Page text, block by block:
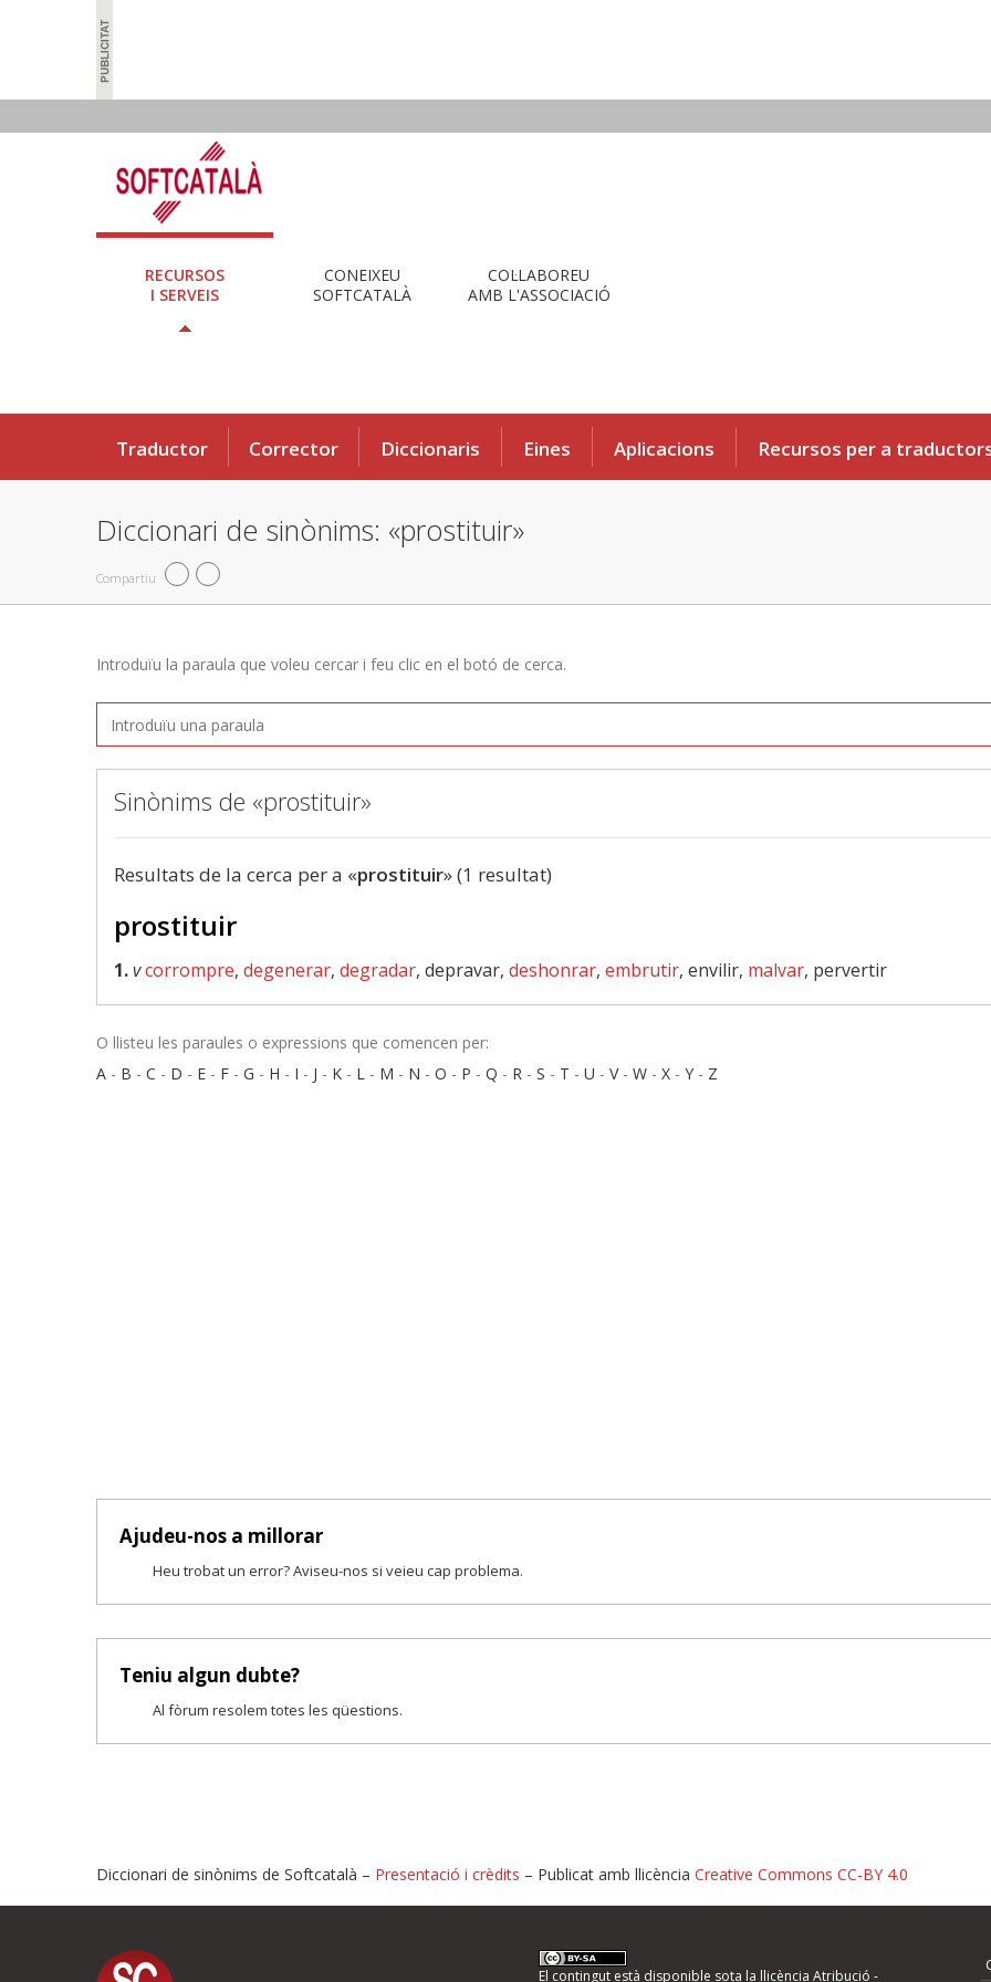
RECURSOS
I SERVEIS
CONEIXEU
SOFTCATALÀ
COL·LABOREU
AMB L'ASSOCIACIÓ
Traductor Corrector Diccionaris Eines Aplicacions Recursos per a
Diccionari de sinònims: «prostituir»
Compartiu
Introduïu la paraula que voleu cercar i feu clic en el botó de cerca.
Sinònims de «prostituir»
Resultats de la cerca per a «prostituir» (1 resultat)
prostituir
1.vcorrompre, degenerar, degradar, depravar, deshonrar, embrutir, envilir, malvar, pervertir
O llisteu les paraules o expressions que comencen per:
A - B - C - D - E - F - G - H - I - J - K - L - M - N - O - P - Q - R - S - T - U - V- W - X - Y - Z
Ajudeu-nos a millorar
Heu trobat un error? Aviseu-nos si veieu cap problema.
Teniu algun dubte?
Al fòrum resolem totes les qüestions.
Proposeu-nos millores o informeu d'errors
Diccionari de sinònims de Softcatalà – Presentació i crèdits – Publicat amb llicència Creative Commons CC-BY 4.0
El contingut està disponible sota la llicència Atribució -